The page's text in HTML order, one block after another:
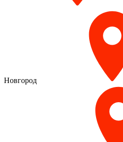
Новгород